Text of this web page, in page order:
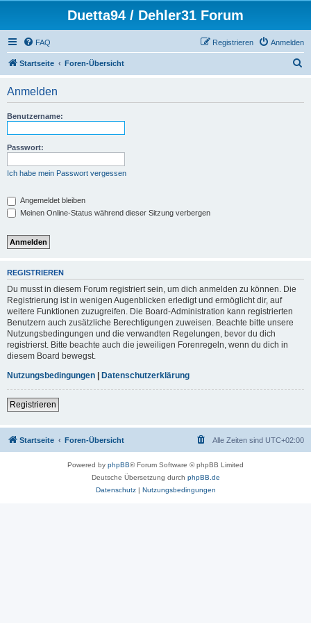
Duetta94 / Dehler31 Forum
FAQ Anmelden
Registrieren
Startseite Foren-Übersicht
Anmelden
Benutzername:
Passwort:
Ich habe mein Passwort vergessen
Angemeldet bleiben
Meinen Online-Status während dieser Sitzung verbergen
REGISTRIEREN
Du musst in diesem Forum registriert sein, um dich anmelden zu können. Die
Registrierung ist in wenigen Augenblicken erledigt und ermöglicht dir, auf
weitere Funktionen zuzugreifen. Die Board-Administration kann registrierten
Benutzern auch zusätzliche Berechtigungen zuweisen. Beachte bitte unsere
Nutzungsbedingungen und die verwandten Regelungen, bevor du dich
registrierst. Bitte beachte auch die jeweiligen Forenregeln, wenn du dich in
diesem Board bewegst.
Nutzungsbedingungen | Datenschutzerklärung
Registrieren
Startseite Foren-Übersicht Alle Zeiten sind UTC+02:00
Powered by phpBB® Forum Software © phpBB Limited
Deutsche Übersetzung durch phpBB.de
Datenschutz| Nutzungsbedingungen